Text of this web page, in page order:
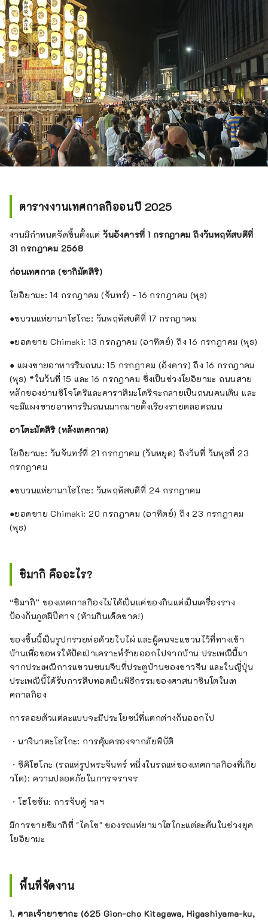
ตารางงานเทศกาลกิออนปี 2025
งานมีกำหนดจัดขึ้นตั้งแต่วันอังคารที่ 1 กรกฎาคม ถึงวันพฤหัสบดีที่
31 กรกฎาคม 2568
ก่อนเทศกาล (ซากิมัตสึริ)
โยอิยามะ: 14 กรกฎาคม (จันทร์) - 16 กรกฎาคม (พุธ)
●ขบวนแห่ยามาโฮโกะ: วันพฤหัสบดีที่ 17 กรกฎาคม
●ยอดขาย Chimaki: 13 กรกฎาคม (อาทิตย์) ถึง 16 กรกฎาคม (พุธ)
● แผงขายอาหารริมถนน: 15 กรกฎาคม (อังคาร) ถึง 16 กรกฎาคม
(พุธ) *ในวันที่ 15 และ 16 กรกฎาคม ซึ่งเป็นช่วงโยอิยามะ ถนนสาย
หลักของย่านชิโจโดริและคาราสึมะโดริจะกลายเป็นถนนคนเดิน และ
จะมีแผงขายอาหารริมถนนมากมายตั้งเรียงรายตลอดถนน
อาโตะมัตสึริ (หลังเทศกาล)
โยอิยามะ: วันจันทร์ที่ 21 กรกฎาคม (วันหยุด) ถึงวันที่ วันพุธที่ 23
กรกฎาคม
●ขบวนแห่ยามาโฮโกะ: วันพฤหัสบดีที่ 24 กรกฎาคม
●ยอดขาย Chimaki: 20 กรกฎาคม (อาทิตย์) ถึง 23 กรกฎาคม
(พุธ)
ชิมากิ คืออะไร?
“ชิมากิ” ของเทศกาลกิองไม่ได้เป็นแค่ของกินแต่เป็นเครื่องราง
ป้องกันภูตผีปีศาจ (ห้ามกินเด็ดขาด!)
ของชิ้นนี้เป็นรูปกรวยห่อด้วยใบไผ่ และผู้คนจะแขวนไว้ที่ทางเข้า
บ้านเพื่อขอพรให้ปัดเป่าเคราะห์ร้ายออกไปจากบ้าน ประเพณีนี้มา
จากประเพณีการแขวนขนมจีบที่ประตูบ้านของชาวจีน และในญี่ปุ่น
ประเพณีนี้ได้รับการสืบทอดเป็นพิธีกรรมของศาสนาชินโตในเท
ศกาลกิอง
การลอยตัวแต่ละแบบจะมีประโยชน์ที่แตกต่างกันออกไป
・นางินาตะโฮโกะ: การคุ้มครองจากภัยพิบัติ
・ซึคิโฮโกะ (รถแห่รูปพระจันทร์ หนึ่งในรถแห่ของเทศกาลกิองที่เกีย
วโต): ความปลอดภัยในการจราจร
・โฮโชซัน: การจับคู่ ฯลฯ
มีการขายชิมากิที่ "ไคโช" ของรถแห่ยามาโฮโกะแต่ละคันในช่วงยุค
โยอิยามะ
พื้นที่จัดงาน
1. ศาลเจ้ายาซากะ (625 Gion-cho Kitagawa, Higashiyama-ku,